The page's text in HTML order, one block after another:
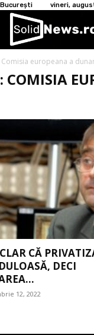
București vineri,
Comisia europeana a
COMISIA
CĂ
DECI
12, 2022